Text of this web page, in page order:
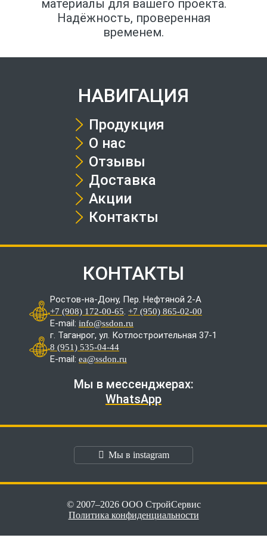
материалы для вашего проекта.
Надёжность, проверенная
временем.
НАВИГАЦИЯ
Продукция
О нас
Отзывы
Доставка
Акции
Контакты
КОНТАКТЫ
Ростов-на-Дону, Пер. Нефтяной 2-А
+7 (908) 172-00-65. +7 (950) 865-02-00
E-mail: info@ssdon.ru
г. Таганрог, ул. Котлостроительная 37-1
8 (951) 535-04-44
E-mail: ea@ssdon.ru
Мы в мессенджерах:
WhatsApp
Мы в instagram
© 2007–2026 ООО СтройСервис
Политика конфиденциальности